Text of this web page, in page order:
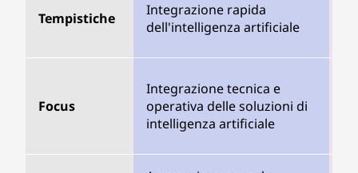
Tempistiche
Integrazione rapida
dell'intelligenza artificiale
Focus
Integrazione tecnica e
operativa delle soluzioni di
intelligenza artificiale